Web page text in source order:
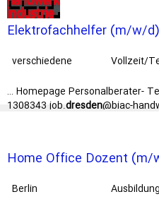
das Richtige für Sie? Wir haben
Handwerk z.B.:
& …
Elektrofachhelfer (m/w/d)
verschiedene
Vollzeit/
… Homepage Personalberater-
1308343 job.dresden@biac-
& Systeme (m/w/d),
das Richtige für Sie? Wir haben
& …
Home Office Dozent (m/
Berlin Ausbildung